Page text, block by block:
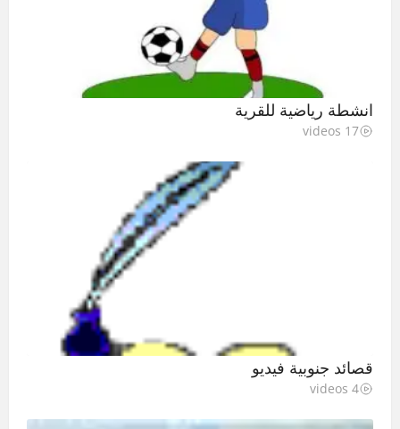
انشطة رياضية للقرية
17 videos
قصائد جنوبية فيديو
4 videos